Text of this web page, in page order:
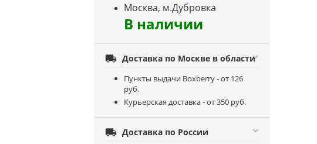
Москва, м.Дубровка
В наличии
 Доставка по Москве в области
Пункты выдачи Boxberry - от 126
руб.
Курьерская доставка - от 350 руб.
 Доставка по России